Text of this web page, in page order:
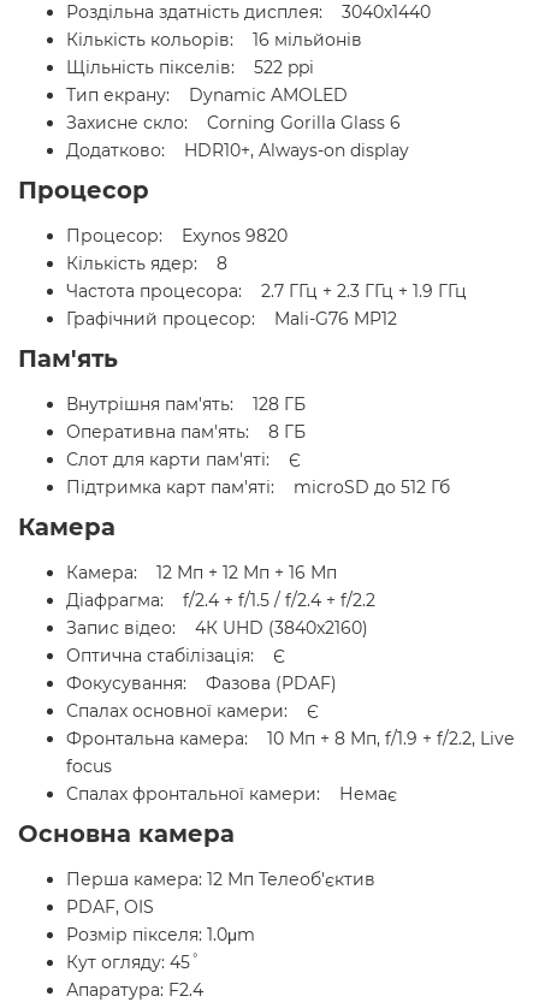
Роздільна здатність дисплея: 3040x1440
Кількість кольорів: 16 мільйонів
Щільність пікселів: 522 ppi
Тип екрану: Dynamic AMOLED
Захисне скло: Corning Gorilla Glass 6
Додатково: HDR10+, Always-on display
Процесор
Процесор: Exynos 9820
Кількість ядер: 8
Частота процесора: 2.7 ГГц + 2.3 ГГц + 1.9 ГГц
Графічний процесор: Mali-G76 MP12
Пам'ять
Внутрішня пам'ять: 128 ГБ
Оперативна пам'ять: 8 ГБ
Слот для карти пам'яті: Є
Підтримка карт пам'яті: microSD до 512 Гб
Камера
Камера: 12 Мп + 12 Мп + 16 Мп
Діафрагма: f/2.4 + f/1.5 / f/2.4 + f/2.2
Запис відео: 4К UHD (3840x2160)
Оптична стабілізація: Є
Фокусування: Фазова (PDAF)
Спалах основної камери: Є
Фронтальна камера: 10 Мп + 8 Мп, f/1.9 + f/2.2, Live
focus
Спалах фронтальної камери: Немає
Основна камера
Перша камера: 12 Мп Телеоб'єктив
PDAF, OIS
Розмір пікселя: 1.0μm
Кут огляду: 45˚
Апаратура: F2.4